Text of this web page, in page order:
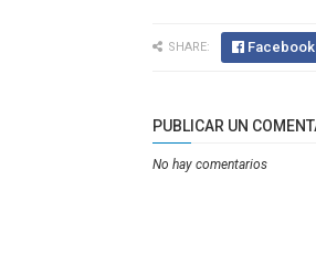
SHARE: Facebook
PUBLICAR UN
No hay comentarios